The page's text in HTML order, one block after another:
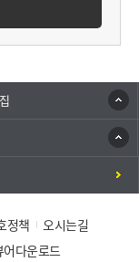
정책
오시는길
어다운로드